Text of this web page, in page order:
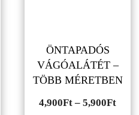
ÖNTAPADÓS
VÁGÓALÁTÉT –
TÖBB MÉRETBEN
4,900Ft – 5,900Ft